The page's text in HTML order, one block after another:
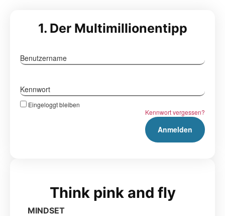
Think pink and fly
MINDSET
1. Der Multimillionentipp
Benutzername
Kennwort
Eingeloggt bleiben
Kennwort vergessen?